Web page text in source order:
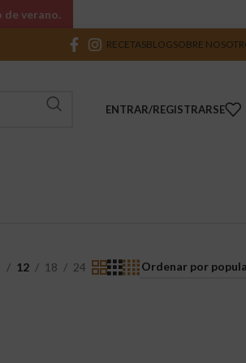
RECETASBLOGSOBRE
ENTRAR/REGISTRARSE
12 18 24
verano.